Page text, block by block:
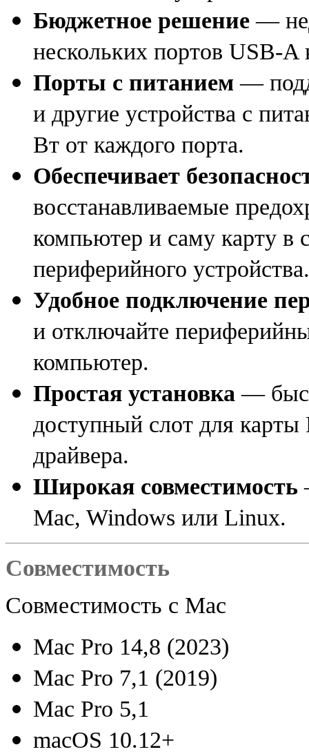
Бюджетное решение —
нескольких портов USB-A
Порты с питанием —
и другие устройства с
Вт от каждого порта.
Обеспечивает
восстанавливаемые
компьютер и саму карту в
периферийного устройства.
Удобное подключение
и отключайте
компьютер.
Простая установка —
доступный слот для карты
драйвера.
Широкая совместимость
Mac, Windows или Linux.
Совместимость
Совместимость с Mac
Mac Pro 14,8 (2023)
Mac Pro 7,1 (2019)
Mac Pro 5,1
macOS 10.12+